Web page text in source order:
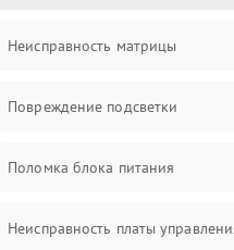
Неисправность матрицы
Повреждение подсветки
Поломка блока питания
Неисправность платы